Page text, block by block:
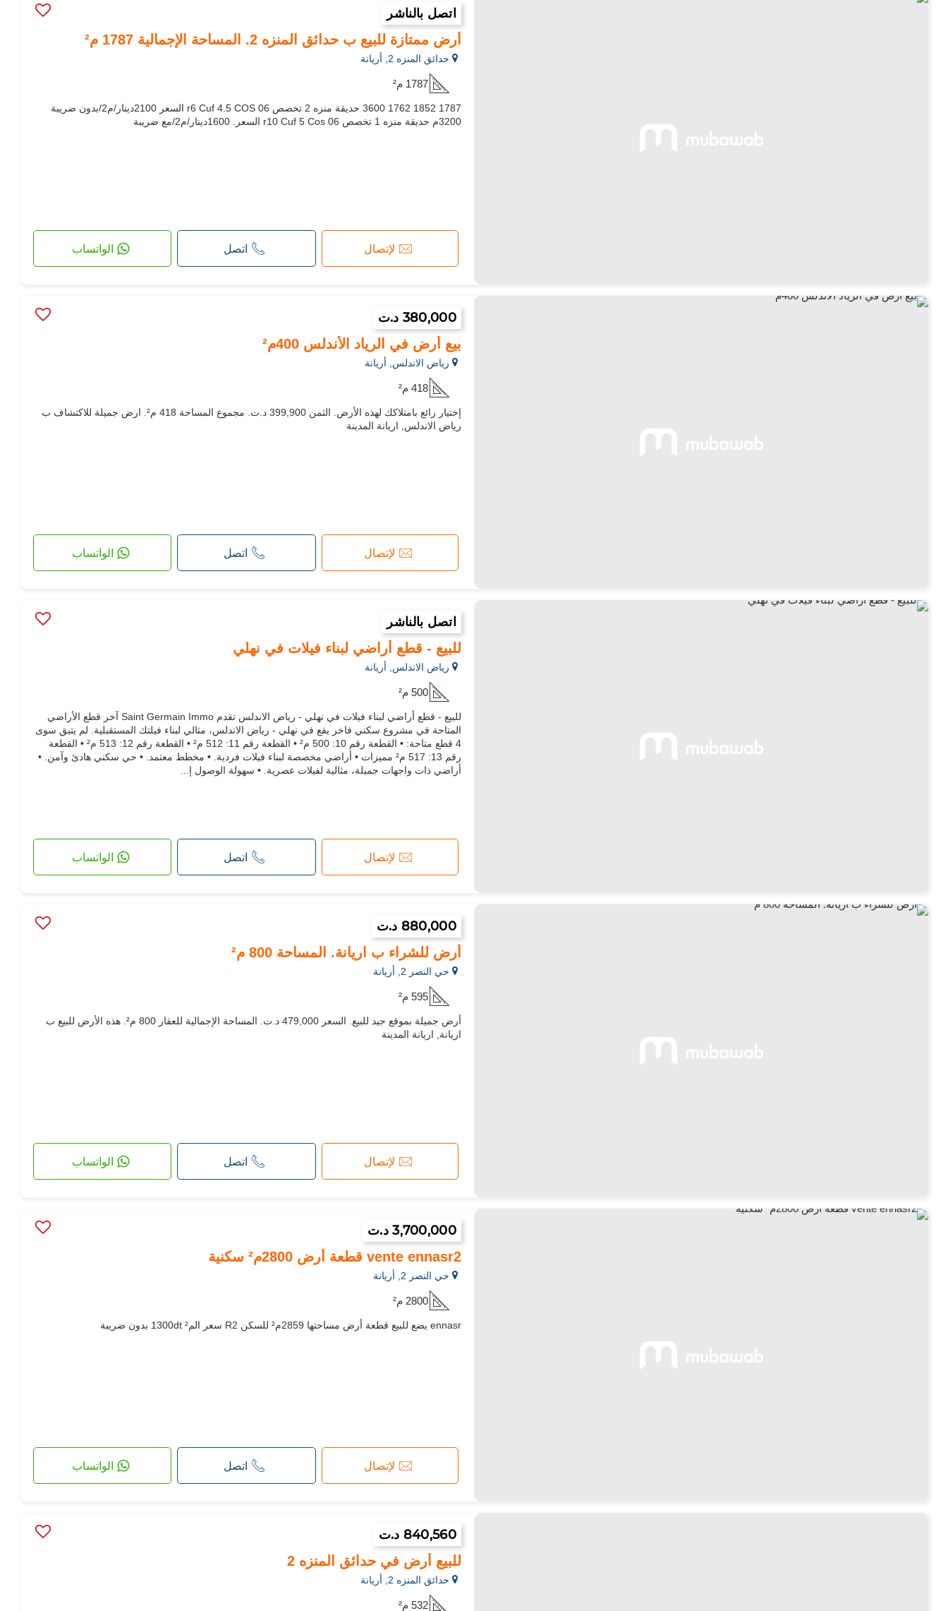
اتصل بالناشر
أرض ممتازة للبيع ب حدائق المنزه 2. المساحة الإجمالية 1787 م²
حدائق المنزه 2, أريانة
1787 م²
1787 1852 1762 3600 حديقة منزه 2 تخصص r6 Cuf 4.5 COS 06 السعر 2100دينار/م2/بدون ضريبة
3200م حديقة منزه 1 تخصص r10 Cuf 5 Cos 06 السعر. 1600دينار/م2/مع ضريبة
لإتصال اتصل الواتساب
380,000 د.ت
بيع أرض في الرياد الأندلس 400م²
رياض الاندلس, أريانة
418 م²
إختيار رائع بامتلاكك لهذه الأرض. الثمن 399,900 د.ت. مجموع المساحة 418 م². ارض جميلة للاكتشاف ب
رياض الاندلس, اريانة المدينة
لإتصال اتصل الواتساب
اتصل بالناشر
للبيع - قطع أراضي لبناء فيلات في نهلي
رياض الاندلس, أريانة
500 م²
للبيع - قطع أراضي لبناء فيلات في نهلي - رياض الاندلس تقدم Saint Germain Immo آخر قطع الأراضي
المتاحة في مشروع سكني فاخر يقع في نهلي - رياض الاندلس، مثالي لبناء فيلتك المستقبلية. لم يتبق سوى
4 قطع متاحة: • القطعة رقم 10: 500 م² • القطعة رقم 11: 512 م² • القطعة رقم 12: 513 م² • القطعة
رقم 13: 517 م² مميزات • أراضي مخصصة لبناء فيلات فردية. • مخطط معتمد. • حي سكني هادئ وآمن. •
أراضي ذات واجهات جميلة، مثالية لفيلات عصرية. • سهولة الوصول إ...
لإتصال اتصل الواتساب
880,000 د.ت
أرض للشراء ب اريانة. المساحة 800 م²
حي النصر 2, أريانة
595 م²
أرض جميلة بموقع جيد للبيع. السعر 479,000 د.ت. المساحة الإجمالية للعقار 800 م². هذه الأرض للبيع ب
اريانة, اريانة المدينة
لإتصال اتصل الواتساب
3,700,000 د.ت
vente ennasr2 قطعة أرض 2800م² سكنية
حي النصر 2, أريانة
2800 م²
ennasr يضع للبيع قطعة أرض مساحتها 2859م² للسكن R2 سعر الم² 1300dt بدون ضريبة
لإتصال اتصل الواتساب
840,560 د.ت
للبيع أرض في حدائق المنزه 2
حدائق المنزه 2, أريانة
532 م²